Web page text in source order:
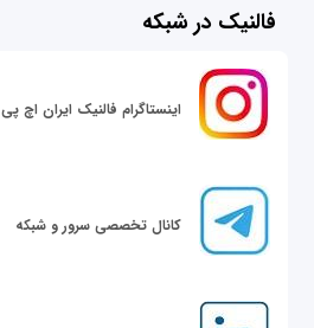
فالنیک در شبکه
اینستاگرام فالنیک ایران اچ پی
کانال تخصصی سرور و شبکه